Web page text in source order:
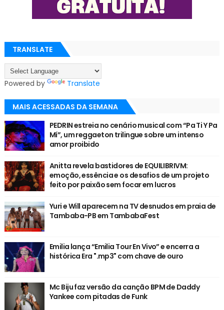
TRANSLATE
Powered by Translate
MAIS ACESSADAS DA SEMANA
PEDRIN estreia no cenário musical com “Pa Ti Y Pa
Mí”, um reggaeton trilingue sobre um intenso
amor proibido
Anitta revela bastidores de EQUILIBRIVM:
emoção, essência e os desafios de um projeto
feito por paixão sem focar em lucros
Yuri e Will aparecem na TV desnudos em praia de
Tambaba-PB em TambabaFest
Emilia lança “Emilia Tour En Vivo” e encerra a
histórica Era ".mp3" com chave de ouro
Mc Biju faz versão da canção BPM de Daddy
Yankee com pitadas de Funk